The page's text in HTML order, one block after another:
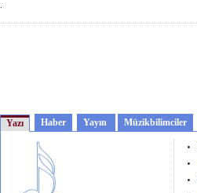
Yazı Haber Yayın Müzikbilimciler